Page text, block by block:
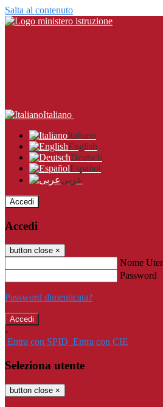
Salta al contenuto
Italiano
Italiano
English
Deutsch
Español
عربى
Accedi
Accedi
button close ×
Nome
Password
Password dimenticata?
-
Entra con SPID Entra con CIE
Seleziona utente
button close ×